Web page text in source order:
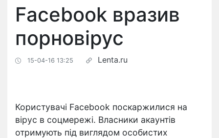
Facebook вразив
порновірус
15-04-16 13:25 Lenta.ru
Користувачі Facebook поскаржилися на
вірус в соцмережі. Власники акаунтів
отримують під виглядом особистих